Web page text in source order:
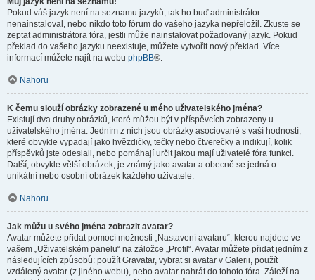
Pokud váš jazyk není na seznamu jazyků, tak ho buď administrátor
nenainstaloval, nebo nikdo toto fórum do vašeho jazyka nepřeložil. Zkuste se
zeptat administrátora fóra, jestli může nainstalovat požadovaný jazyk. Pokud
překlad do vašeho jazyku neexistuje, můžete vytvořit nový překlad. Více
informací můžete najít na webu phpBB®.
Nahoru
K čemu slouží obrázky zobrazené u mého uživatelského jména?
Existují dva druhy obrázků, které můžou být v příspěvcích zobrazeny u
uživatelského jména. Jedním z nich jsou obrázky asociované s vaší hodností,
které obvykle vypadají jako hvězdičky, tečky nebo čtverečky a indikují, kolik
příspěvků jste odeslali, nebo pomáhají určit jakou mají uživatelé fóra funkci.
Další, obvykle větší obrázek, je známý jako avatar a obecně se jedná o
unikátní nebo osobní obrázek každého uživatele.
Nahoru
Jak můžu u svého jména zobrazit avatar?
Avatar můžete přidat pomocí možnosti „Nastavení avataru“, kterou najdete ve
vašem „Uživatelském panelu“ na záložce „Profil“. Avatar můžete přidat jedním z
následujících způsobů: použít Gravatar, vybrat si avatar v Galerii, použít
vzdálený avatar (z jiného webu), nebo avatar nahrát do tohoto fóra. Záleží na